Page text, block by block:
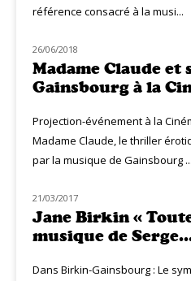
référence consacré à la musi...
CINÉ MUZIQ
26/06/2018
Madame Claude et
Gainsbourg à la
Projection-événement à la
Madame Claude, le thriller
par la musique de Gainsbourg ...
MUZIQ MEETING
21/03/2017
Jane Birkin «
musique de
Dans Birkin-Gainsbourg : Le